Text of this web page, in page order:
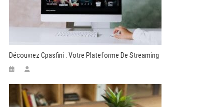
Découvrez Cpasfini : Votre Plateforme De Streaming